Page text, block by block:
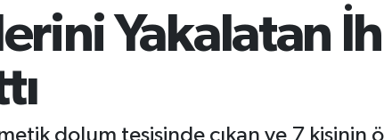
Yakalatan
dolum tesisinde çıkan ve 7 kişinin